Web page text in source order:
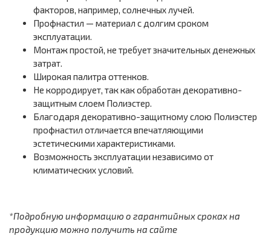
факторов, например, солнечных лучей.
Профнастил — материал с долгим сроком
эксплуатации.
Монтаж простой, не требует значительных денежных
затрат.
Широкая палитра оттенков.
Не корродирует, так как обработан декоративно-
защитным слоем Полиэстер.
Благодаря декоративно-защитному слою Полиэстер
профнастил отличается впечатляющими
эстетическими характеристиками.
Возможность эксплуатации независимо от
климатических условий.
*Подробную информацию о гарантийных сроках на
продукцию можно получить на сайте